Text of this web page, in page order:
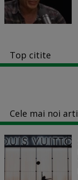
Top citite
Cele mai noi